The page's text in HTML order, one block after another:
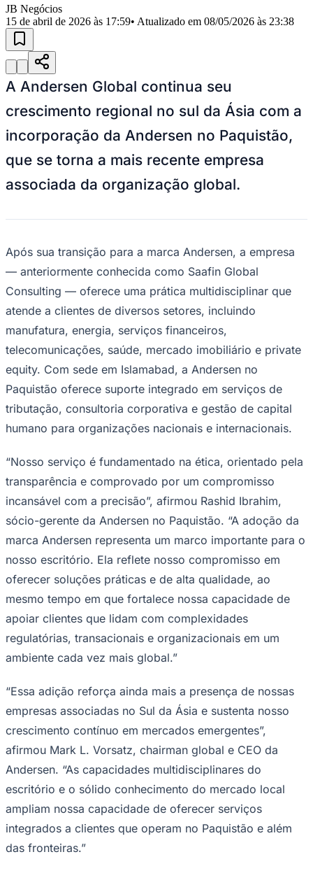
JubranBelval
VistaCalifórniaCarapicuíbaCentroChácaras MarcoCidades da
Região
Militar
Califórnia Jardim dos Altos
Esperança Jardim Graziela
JulioJardim Líbano Jardim Maria CristinaJardim Maria Helena
MutingaJardim ParaísoJardim PaulistaJardim Reginalice
LuísJardim São PedroJardim São Silvestre Jardim Silveira Jardim
Tupã Jardim Tupanci MutingaNova Aldeinha Osasco Parque dos
CamargosParque Imperial Parque Santa LuziaParque VianaPirapora
do Bom Jesus Recanto Phrynéa
Santana de
ParnaíbaSilveiraTamboréVale do SolVila BarrosVila Boa Vista
do Conde
Vila Nossa Sra. da
EscadaVila PortoVotupoca
Anuncie no Portal
Publicidade Legal
Turismo
Segurança Regional
Hospitais Estaduais
Parques & Represas
Cidades da Região
Santana de ParnaíbaOsascoCarapicuíba JandiraItapevi Cotia
do Bom Jesus
RochaFrancisco MoratoTaboão da SerraEmbu das ArtesSão Roque
Para Sua Empresa
Anuncie Regional
Vagas na Região
Hub de Negócios
Selo Verificado
Portal Educacional
Agenda de Vestibulares
Vagas de Emprego
Concursos
Panorama Econômico
Panorama Econômico
Para Sua Empresa
Verificar EmpresaNovo
Publicidade Legal
NBA
Fórmula 1
UFC
MLB
NHL
Vôlei
NBB
Competições de Futebol
JB Negócios
15 de abril de 2026 às 17:59• Atualizado em 08/05/2026 às 23:38
A Andersen Global continua seu
crescimento regional no sul da Ásia com a
incorporação da Andersen no Paquistão,
que se torna a mais recente empresa
associada da organização global.
Após sua transição para a marca Andersen, a empresa
— anteriormente conhecida como Saafin Global
Consulting — oferece uma prática multidisciplinar que
atende a clientes de diversos setores, incluindo
manufatura, energia, serviços financeiros,
telecomunicações, saúde, mercado imobiliário e private
equity. Com sede em Islamabad, a Andersen no
Paquistão oferece suporte integrado em serviços de
tributação, consultoria corporativa e gestão de capital
humano para organizações nacionais e internacionais.
“Nosso serviço é fundamentado na ética, orientado pela
transparência e comprovado por um compromisso
incansável com a precisão”, afirmou Rashid Ibrahim,
sócio-gerente da Andersen no Paquistão. “A adoção da
marca Andersen representa um marco importante para o
nosso escritório. Ela reflete nosso compromisso em
oferecer soluções práticas e de alta qualidade, ao
mesmo tempo em que fortalece nossa capacidade de
apoiar clientes que lidam com complexidades
regulatórias, transacionais e organizacionais em um
ambiente cada vez mais global.”
“Essa adição reforça ainda mais a presença de nossas
empresas associadas no Sul da Ásia e sustenta nosso
crescimento contínuo em mercados emergentes”,
afirmou Mark L. Vorsatz, chairman global e CEO da
Andersen. “As capacidades multidisciplinares do
escritório e o sólido conhecimento do mercado local
ampliam nossa capacidade de oferecer serviços
integrados a clientes que operam no Paquistão e além
das fronteiras.”